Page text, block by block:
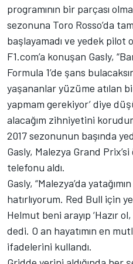
programının bir parçası
sezonuna Toro Rosso’da
başlayamadı ve yedek pilot
F1.com’a konuşan Gasly,
Formula 1’de şans
yaşananlar yüzüme atılan
yapmam gerekiyor’ diye
alacağım zihniyetini
2017 sezonunun başında
Gasly, Malezya Grand
telefonu aldı.
Gasly, “Malezya’da
hatırlıyorum. Red Bull için
Helmut beni arayıp ‘Hazır
dedi. O an hayatımın en
ifadelerini kullandı.